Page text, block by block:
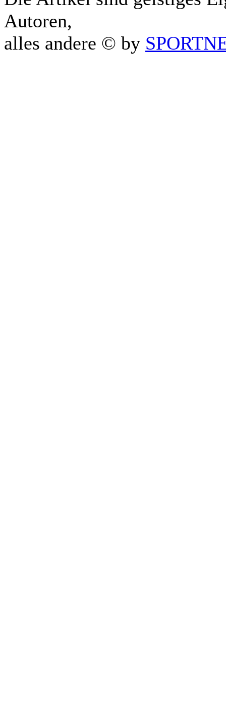
Autoren,
alles andere © by